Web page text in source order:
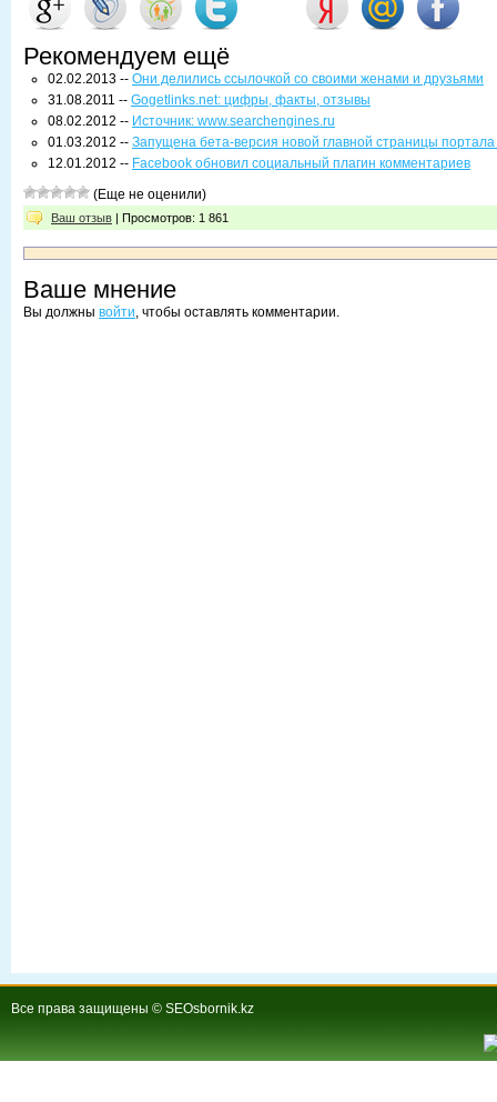
Рекомендуем ещё
02.02.2013 -- Они делились ссылочкой со своими женами и друзьями
31.08.2011 -- Gogetlinks.net: цифры, факты, отзывы
08.02.2012 -- Источник: www.searchengines.ru
01.03.2012 -- Запущена бета-версия новой главной страницы
12.01.2012 -- Facebook обновил социальный плагин комментариев
(Еще не оценили)
Ваш отзыв | Просмотров: 1 861
Ваше мнение
Вы должны войти, чтобы оставлять комментарии.
Все права защищены © SEOsbornik.kz